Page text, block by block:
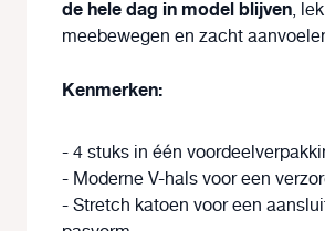
de hele dag in model blijven,
meebewegen en zacht
Kenmerken:
- 4 stuks in één
- Moderne V-hals voor een
- Stretch katoen voor een